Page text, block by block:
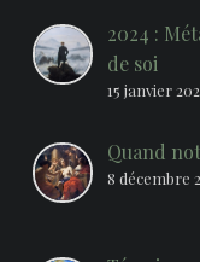
2024 :
de soi
15 janvier
Quand
8 décembre